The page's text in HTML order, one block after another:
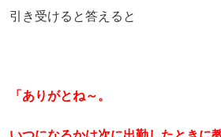
引き受けると答えると
「ありがとね～。